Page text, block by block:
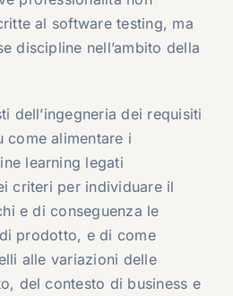
al software testing, ma
discipline nell’ambito della
dell’ingegneria dei requisiti
come alimentare i
learning legati
criteri per individuare il
e di conseguenza le
prodotto, e di come
alle variazioni delle
del contesto di business e